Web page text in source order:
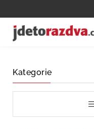
Kategorie